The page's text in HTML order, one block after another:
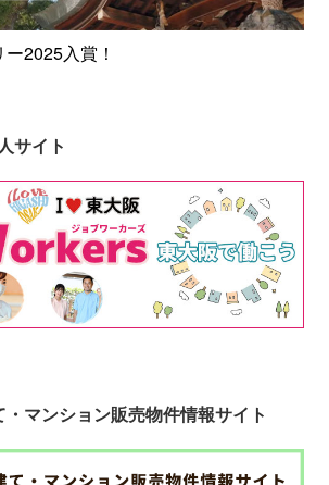
2025入賞！
サイト
マンション販売物件情報サイト